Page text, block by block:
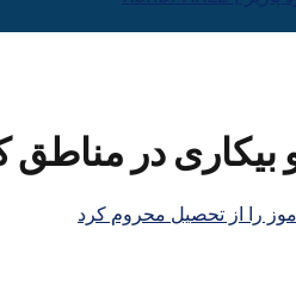
بیکاری در